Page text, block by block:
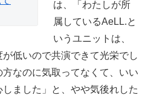
は、「わたしが所
属しているAeLL.と
いうユニットは、
低いので共演できて光栄でし
なのに気取ってなくて、いい
ました」と、やや気後れした